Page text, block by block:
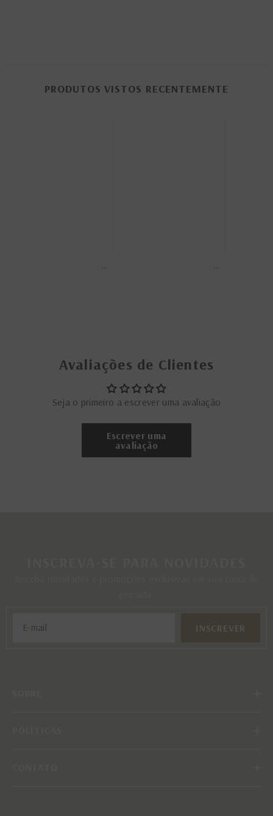
PRODUTOS VISTOS RECENTEMENTE
Avaliações de Clientes
Seja o primeiro a escrever uma avaliação
Escrever uma
avaliação
INSCREVER